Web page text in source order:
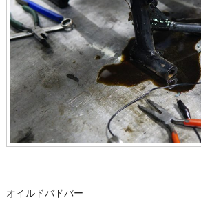
オイルドバドバー